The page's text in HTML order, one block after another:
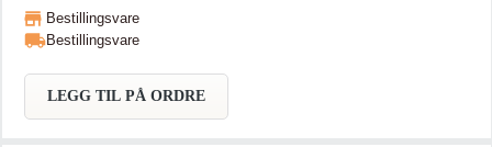
Bestillingsvare
Bestillingsvare
LEGG TIL PÅ ORDRE